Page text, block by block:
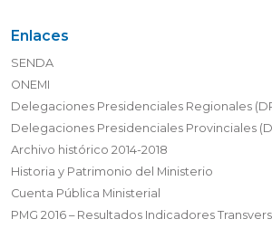
Enlaces
SENDA
ONEMI
Delegaciones Presidenciales Regionales
Delegaciones Presidenciales Provinciales
Archivo histórico 2014-2018
Historia y Patrimonio del Ministerio
Cuenta Pública Ministerial
PMG 2016 – Resultados Indicadores